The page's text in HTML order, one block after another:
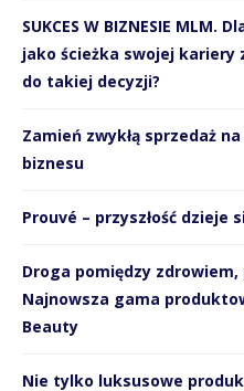
SUKCES W BIZNESIE
jako ścieżka swojej kariery
do takiej decyzji?
Zamień zwykłą sprzedaż
biznesu
Prouvé – przyszłość dzieje
Droga pomiędzy zdrowiem,
Najnowsza gama
Beauty
Nie tylko luksusowe